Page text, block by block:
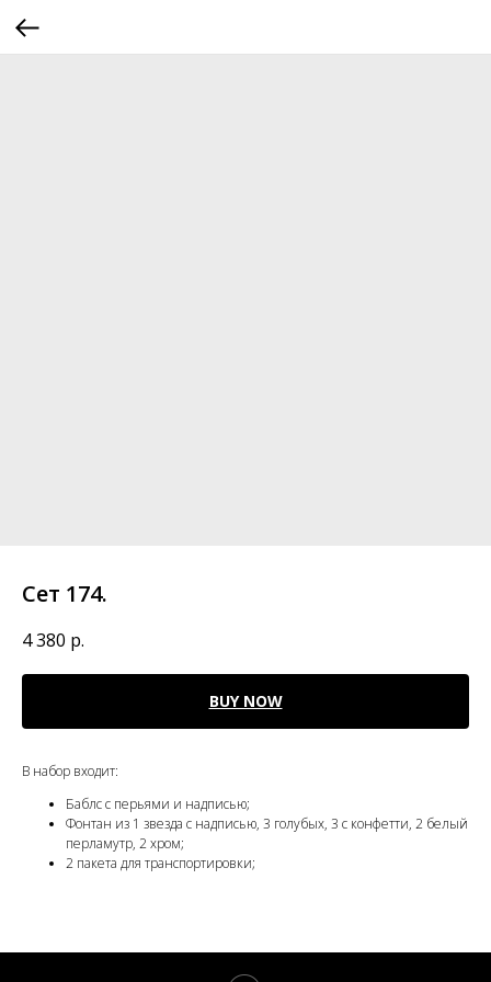
Сет 174.
4 380 р.
BUY NOW
В набор входит:
Баблс с перьями и надписью;
Фонтан из 1 звезда с надписью, 3 голубых, 3 с конфетти, 2 белый
перламутр, 2 хром;
2 пакета для транспортировки;